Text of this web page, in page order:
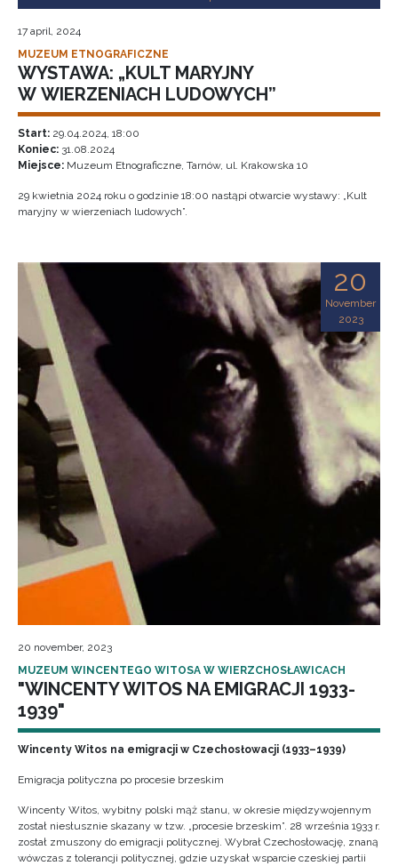
17 april, 2024
MUZEUM ETNOGRAFICZNE
WYSTAWA: „KULT MARYJNY
W WIERZENIACH LUDOWYCH”
Start: 29.04.2024, 18:00
Koniec: 31.08.2024
Miejsce: Muzeum Etnograficzne, Tarnów, ul. Krakowska 10
29 kwietnia 2024 roku o godzinie 18:00 nastąpi otwarcie wystawy: „Kult
maryjny w wierzeniach ludowych”.
20
November
2023
20 november, 2023
MUZEUM WINCENTEGO WITOSA W WIERZCHOSŁAWICACH
"WINCENTY WITOS NA EMIGRACJI 1933-
1939"
Wincenty Witos na emigracji w Czechosłowacji (1933–1939)
Emigracja polityczna po procesie brzeskim
Wincenty Witos, wybitny polski mąż stanu, w okresie międzywojennym
został niesłusznie skazany w tzw. „procesie brzeskim”. 28 września 1933 r.
został zmuszony do emigracji politycznej. Wybrał Czechosłowację, znaną
wówczas z tolerancji politycznej, gdzie uzyskał wsparcie czeskiej partii